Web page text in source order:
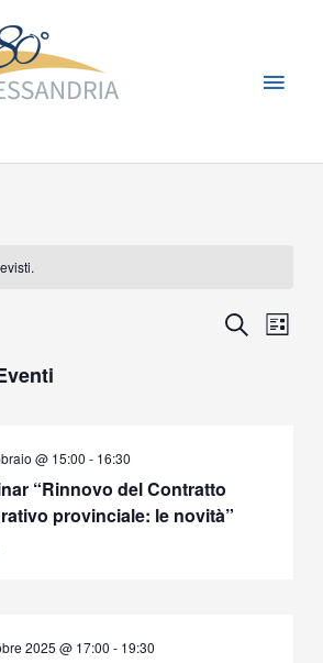
Eventi
Cerca Lista
@ 15:00 - 16:30
“Rinnovo del Contratto
provinciale: le novità”
2025 @ 17:00 - 19:30